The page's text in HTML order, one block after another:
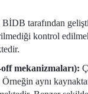
tarafından
kontrol
off mekanizmaları):
aynı